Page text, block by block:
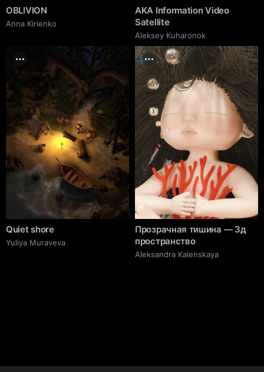
OBLIVION
Anna Kirienko
AKA Information Video
Satellite
Aleksey Kuharonok
Quiet shore
Yuliya Muraveva
Прозрачная тишина — 3д
пространство
Aleksandra Kalenskaya